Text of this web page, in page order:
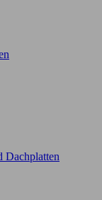
Dachplatten